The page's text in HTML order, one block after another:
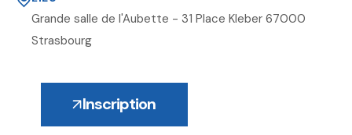
Grande salle de l'Aubette - 31 Place Kleber 67000
Strasbourg
Inscription